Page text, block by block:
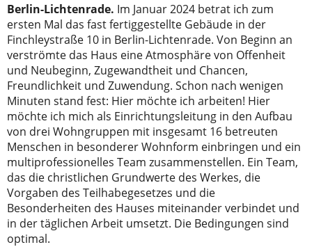
Berlin-Lichtenrade. Im Januar 2024 betrat ich zum
ersten Mal das fast fertiggestellte Gebäude in der
Finchleystraße 10 in Berlin-Lichtenrade. Von Beginn an
verströmte das Haus eine Atmosphäre von Offenheit
und Neubeginn, Zugewandtheit und Chancen,
Freundlichkeit und Zuwendung. Schon nach wenigen
Minuten stand fest: Hier möchte ich arbeiten! Hier
möchte ich mich als Einrichtungsleitung in den Aufbau
von drei Wohngruppen mit insgesamt 16 betreuten
Menschen in besonderer Wohnform einbringen und ein
multiprofessionelles Team zusammenstellen. Ein Team,
das die christlichen Grundwerte des Werkes, die
Vorgaben des Teilhabegesetzes und die
Besonderheiten des Hauses miteinander verbindet und
in der täglichen Arbeit umsetzt. Die Bedingungen sind
optimal.